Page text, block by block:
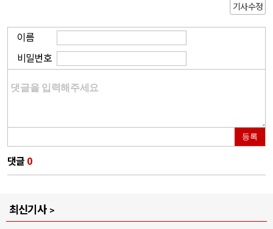
기사수정
이름
비밀번호
등록
댓글 0
최신기사